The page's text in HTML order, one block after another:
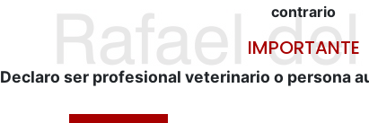
contrario
IMPORTANTE
Declaro ser profesional veterinario o persona